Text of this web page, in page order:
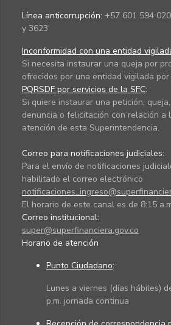
Línea anticorrupción: +57 601 594
y 3623
Inconformidad con una entidad
Si necesita instaurar una queja por
ofrecidos por una entidad vigilada por
PQRSDF por servicios de la SFC:
Si quiere instaurar una petición,
denuncia o felicitación con relación a
atención de esta Superintendencia.
Correo para notificaciones judiciales:
Para el envío de notificaciones
habilitado el correo electrónico
El horario de este canal es de 8:15
Correo institucional:
super@superfinanciera.gov.co
Horario de atención
Punto Ciudadano:
Lunes a viernes (días hábiles)
p.m. jornada continua